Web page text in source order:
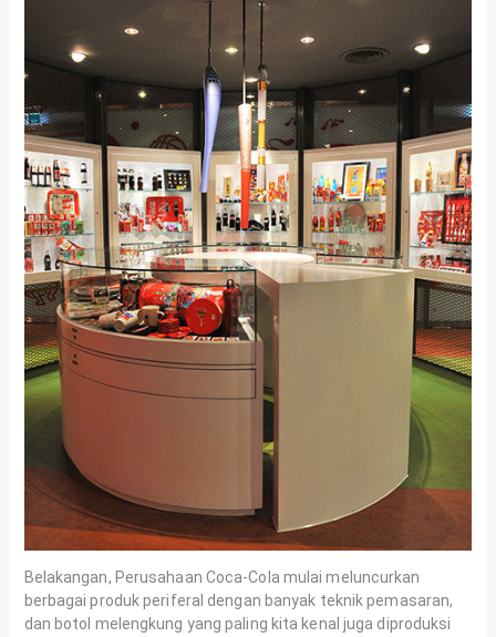
Belakangan, Perusahaan Coca-Cola mulai meluncurkan
berbagai produk periferal dengan banyak teknik pemasaran,
dan botol melengkung yang paling kita kenal juga diproduksi